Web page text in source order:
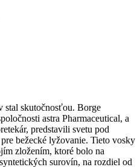
stal skutočnosťou. Borge
astra Pharmaceutical, a
predstavili svetu pod
bežecké lyžovanie. Tieto vosky
zložením, ktoré bolo na
surovín, na rozdiel od